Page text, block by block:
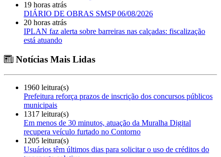
19 horas atrás
DIÁRIO DE OBRAS SMSP 06/08/2026
20 horas atrás
IPLAN faz alerta sobre barreiras nas calçadas: fiscalização
está atuando
Notícias Mais Lidas
1960 leitura(s)
Prefeitura reforça prazos de inscrição dos concursos públicos
municipais
1317 leitura(s)
Em menos de 30 minutos, atuação da Muralha Digital
recupera veículo furtado no Contorno
1205 leitura(s)
Usuários têm últimos dias para solicitar o uso de créditos do